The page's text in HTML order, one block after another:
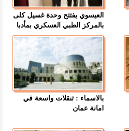
العيسوي يفتتح وحدة غسيل كلى
بالمركز الطبي العسكري بمأدبا
بالاسماء : تنقلات واسعة في
امانة عمان